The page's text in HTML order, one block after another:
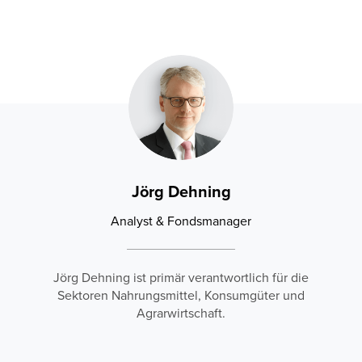
Jörg Dehning
Analyst & Fondsmanager
Jörg Dehning ist primär verantwortlich für die
Sektoren Nahrungsmittel, Konsumgüter und
Agrarwirtschaft.